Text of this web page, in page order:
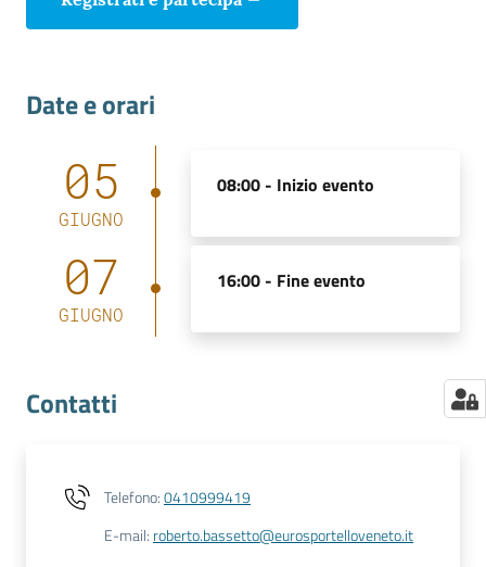
Date e orari
05
GIUGNO
08:00 - Inizio evento
07
GIUGNO
16:00 - Fine evento
Contatti
Telefono:0410999419
E-mail: roberto.bassetto@eurosportelloveneto.it